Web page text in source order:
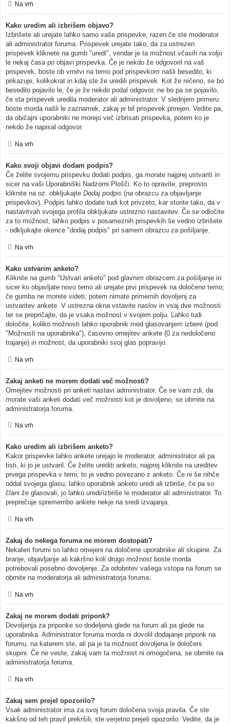
Na vrh
Kako uredim ali izbrišem objavo?
Izbrišete ali urejate lahko samo vaše prispevke, razen če ste moderator
ali administrator foruma. Prispevek urejate tako, da za ustrezen
prispevek kliknete na gumb "uredi", vendar je ta možnost včasih na voljo
le nekaj časa po objavi prispevka. Če je nekdo že odgovoril na vaš
prispevek, boste ob vrnitvi na temo pod prispevkom našli besedilo, ki
prikazuje, kolikokrat in kdaj ste že uredili prispevek. Kot že rečeno, se bo
besedilo pojavilo le, če je že nekdo podal odgovor, ne bo pa se pojavilo,
če sta prispevek uredila moderator ali administrator. V slednjem primeru
boste morda našli le zaznamek, zakaj je bil prispevek prirejen. Vedite pa,
da običajni uporabniki ne morejo več izbrisati prispevka, potem ko je
nekdo že napisal odgovor.
Na vrh
Kako svoji objavi dodam podpis?
Če želite svojemu prispevku dodati podpis, ga morate najprej ustvariti in
sicer na vaši Uporabniški Nadzorni Plošči. Ko to opravite, preprosto
kliknite na oz. obkljukajte Dodaj podpis (na obrazcu za objavljanje
prispevkov). Podpis lahko dodate tudi kot privzeto, kar storite tako, da v
nastavitvah svojega profila obkljukate ustrezno nastavitev. Če se odločite
za to možnost, lahko podpis v posameznih prispevkih še vedno izbrišete
- odkljukajte okence "dodaj podpis" pri samem obrazcu za pošiljanje.
Na vrh
Kako ustvarim anketo?
Kliknite na gumb "Ustvari anketo" pod glavnim obrazcem za pošiljanje in
sicer ko objavljate novo temo ali urejate prvi prispevek na določeno temo;
če gumba ne morete videti, potem nimate primernih dovoljenj za
ustvaritev ankete. V ustrezna okna vstavite naslov in vsaj dve možnosti
ter se prepričajte, da je vsaka možnost v svojem polju. Lahko tudi
določite, koliko možnosti lahko uporabnik med glasovanjem izbere (pod
"Možnosti na uporabnika"), časovno omejitev ankete (0 za nedoločeno
trajanje) in možnost, da uporabniki svoj glas popravijo.
Na vrh
Zakaj anketi ne morem dodati več možnosti?
Omejitev možnosti pri anketi nastavi administrator. Če se vam zdi, da
morate vaši anketi dodati več možnosti kot je dovoljeno, se obrnite na
administratorja foruma.
Na vrh
Kako uredim ali izbrišem anketo?
Kakor prispevke lahko ankete urejajo le moderator, administrator ali pa
tisti, ki jo je ustvaril. Če želite urediti anketo, najprej kliknite na ureditev
prvega prispevka v temi; to je vedno povezano z anketo. Če ni še nihče
oddal svojega glasu, lahko uporabnik anketo uredi ali izbriše, če pa so
člani že glasovali, jo lahko uredi/izbriše le moderator ali administrator. To
preprečuje spremembo ankete nekje na sredi izvajanja.
Na vrh
Zakaj do nekega foruma ne morem dostopati?
Nekateri forumi so lahko omejeni na določene uporabnike ali skupine. Za
branje, objavljanje ali kakršno koli drugo možnost boste morda
potrebovali posebno dovoljenje. Za odobritev vašega vstopa na forum se
obrnite na moderatorja ali administratorja foruma.
Na vrh
Zakaj ne morem dodati priponk?
Dovoljenja za priponke so dodeljena glede na forum ali pa glede na
uporabnika. Administrator foruma morda ni dovolil dodajanje priponk na
forumu, na katerem ste, ali pa je ta možnost dovoljena le določeni
skupini. Če ne veste, zakaj vam ta možnost ni omogočena, se obrnite na
administratorja foruma.
Na vrh
Zakaj sem prejel opozorilo?
Vsak administrator ima za svoj forum določena svoja pravila. Če ste
kakšno od teh pravil prekršili, ste verjetno prejeli opozorilo. Vedite, da je